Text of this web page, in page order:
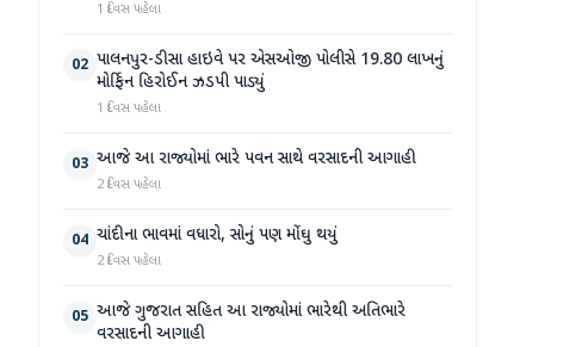
1 દિવસ પહેલા
02 પાલનપુર-ડીસા હાઇવે પર એસઓજી પોલીસે 19.80 લાખનું
મોર્ફિન હિરોઈન ઝડપી પાડ્યું
1 દિવસ પહેલા
03 આજે આ રાજ્યોમાં ભારે પવન સાથે વરસાદની આગાહી
2 દિવસ પહેલા
04 ચાંદીના ભાવમાં વધારો, સોનું પણ મોંઘુ થયું
2 દિવસ પહેલા
05 આજે ગુજરાત સહિત આ રાજ્યોમાં ભારેથી અતિભારે
વરસાદની આગાહી